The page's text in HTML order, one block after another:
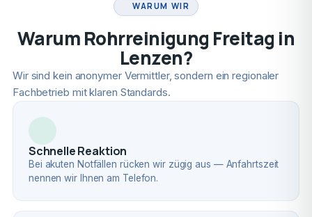
WARUM WIR
Warum Rohrreinigung Freitag in
Lenzen?
Wir sind kein anonymer Vermittler, sondern ein regionaler
Fachbetrieb mit klaren Standards.
Schnelle Reaktion
Bei akuten Notfällen rücken wir zügig aus — Anfahrtszeit
nennen wir Ihnen am Telefon.